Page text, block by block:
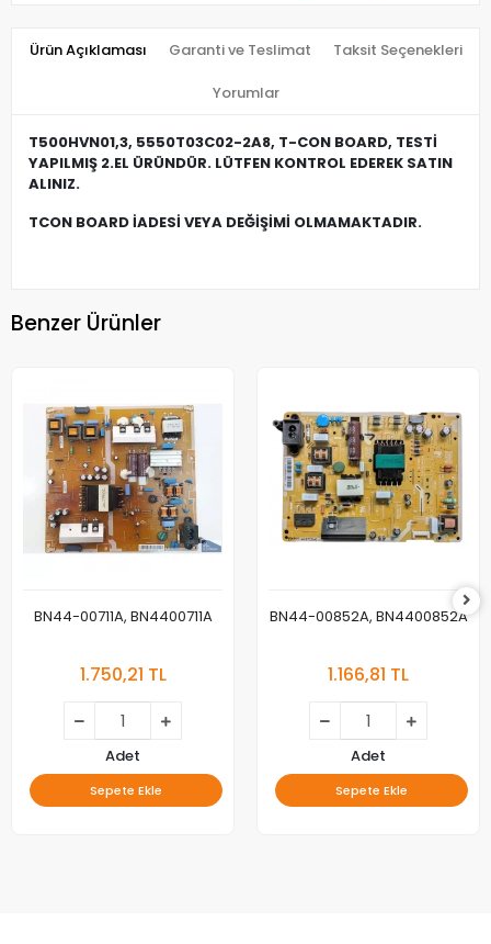
Ürün Açıklaması Garanti ve Teslimat Taksit Seçenekleri
Yorumlar
T500HVN01,3, 5550T03C02-2A8, T-CON BOARD, TESTİ
YAPILMIŞ 2.EL ÜRÜNDÜR. LÜTFEN KONTROL EDEREK SATIN
ALINIZ.
TCON BOARD İADESİ VEYA DEĞİŞİMİ OLMAMAKTADIR.
Benzer Ürünler
BN44-00711A, BN4400711A
1.750,21 TL
Adet
Sepete Ekle
BN44-00852A, BN4400852A
1.166,81 TL
Adet
Sepete Ekle